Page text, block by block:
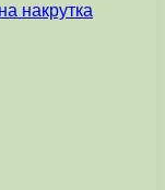
накрутка